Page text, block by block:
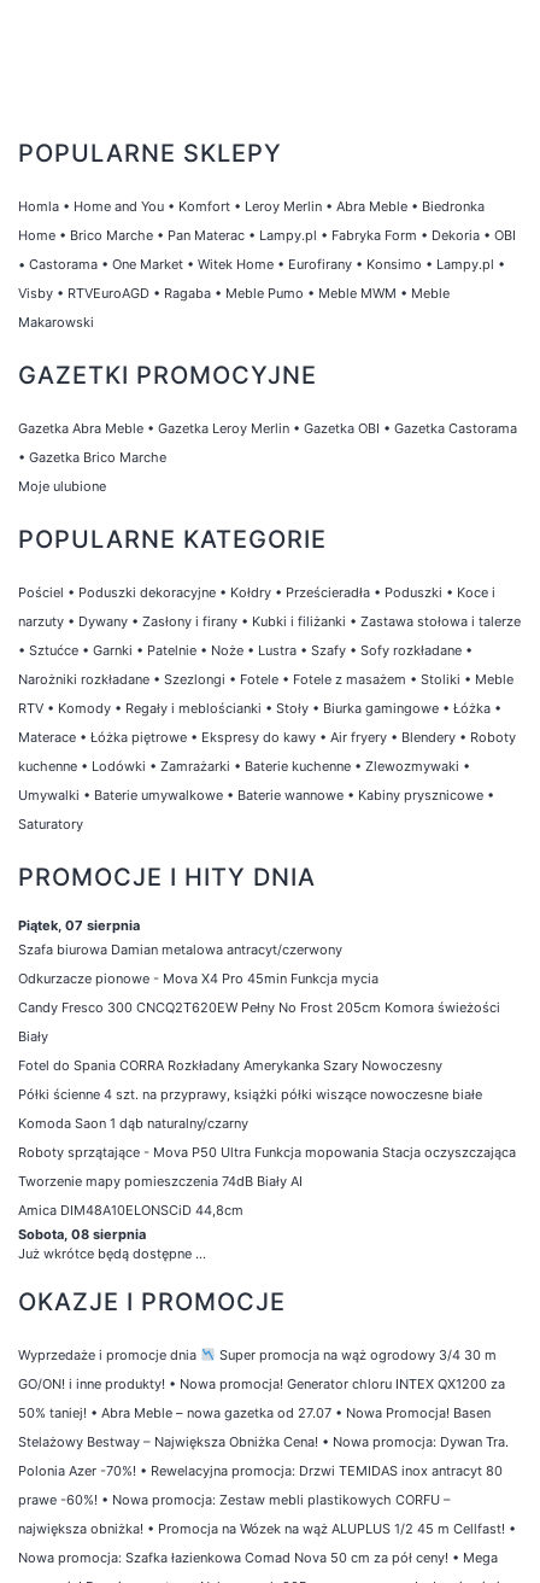
POPULARNE SKLEPY
Homla • Home and You • Komfort • Leroy Merlin • Abra Meble • Biedronka
Home • Brico Marche • Pan Materac • Lampy.pl • Fabryka Form • Dekoria • OBI
• Castorama • One Market • Witek Home • Eurofirany • Konsimo • Lampy.pl •
Visby • RTVEuroAGD • Ragaba • Meble Pumo • Meble MWM • Meble
Makarowski
GAZETKI PROMOCYJNE
Gazetka Abra Meble • Gazetka Leroy Merlin • Gazetka OBI • Gazetka Castorama
• Gazetka Brico Marche
Moje ulubione
POPULARNE KATEGORIE
Pościel • Poduszki dekoracyjne • Kołdry • Prześcieradła • Poduszki • Koce i
narzuty • Dywany • Zasłony i firany • Kubki i filiżanki • Zastawa stołowa i talerze
• Sztućce • Garnki • Patelnie • Noże • Lustra • Szafy • Sofy rozkładane •
Narożniki rozkładane • Szezlongi • Fotele • Fotele z masażem • Stoliki • Meble
RTV • Komody • Regały i meblościanki • Stoły • Biurka gamingowe • Łóżka •
Materace • Łóżka piętrowe • Ekspresy do kawy • Air fryery • Blendery • Roboty
kuchenne • Lodówki • Zamrażarki • Baterie kuchenne • Zlewozmywaki •
Umywalki • Baterie umywalkowe • Baterie wannowe • Kabiny prysznicowe •
Saturatory
PROMOCJE I HITY DNIA
Piątek, 07 sierpnia
Szafa biurowa Damian metalowa antracyt/czerwony
Odkurzacze pionowe - Mova X4 Pro 45min Funkcja mycia
Candy Fresco 300 CNCQ2T620EW Pełny No Frost 205cm Komora świeżości
Biały
Fotel do Spania CORRA Rozkładany Amerykanka Szary Nowoczesny
Półki ścienne 4 szt. na przyprawy, książki półki wiszące nowoczesne białe
Komoda Saon 1 dąb naturalny/czarny
Roboty sprzątające - Mova P50 Ultra Funkcja mopowania Stacja oczyszczająca
Tworzenie mapy pomieszczenia 74dB Biały AI
Amica DIM48A10ELONSCiD 44,8cm
Sobota, 08 sierpnia
Już wkrótce będą dostępne ...
OKAZJE I PROMOCJE
Wyprzedaże i promocje dnia
Super promocja na wąż ogrodowy 3/4 30 m
GO/ON! i inne produkty! • Nowa promocja! Generator chloru INTEX QX1200 za
50% taniej! • Abra Meble – nowa gazetka od 27.07 • Nowa Promocja! Basen
Stelażowy Bestway – Największa Obniżka Cena! • Nowa promocja: Dywan Tra.
Polonia Azer -70%! • Rewelacyjna promocja: Drzwi TEMIDAS inox antracyt 80
prawe -60%! • Nowa promocja: Zestaw mebli plastikowych CORFU –
największa obniżka! • Promocja na Wózek na wąż ALUPLUS 1/2 45 m Cellfast! •
Nowa promocja: Szafka łazienkowa Comad Nova 50 cm za pół ceny! • Mega